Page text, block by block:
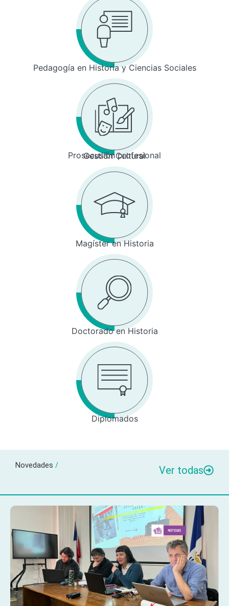
Pedagogía en Historia y Ciencias Sociales
Prosecusión profesional
Gestión Cultural
Magíster en Historia
Doctorado en Historia
Diplomados
Novedades / Ver todas